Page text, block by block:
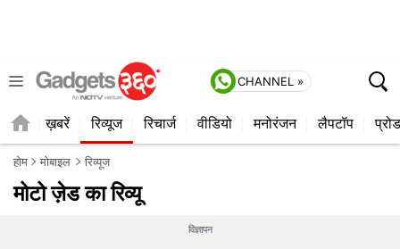
CHANNEL »
ख़बरें रिव्यूज रिचार्ज वीडियो मनोरंजन लैपटॉप
होम मोबाइल रिव्यूज
मोटो ज़ेड का रिव्यू
विज्ञापन